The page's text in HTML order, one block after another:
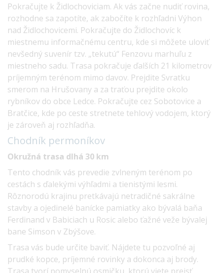
Pokračujte k Židlochoviciam. Ak vás začne nudiť rovina,
rozhodne sa zapotíte, ak zabočíte k rozhľadni Výhon
nad Židlochovicemi. Pokračujte do Židlochovíc k
miestnemu informačnému centru, kde si môžete uloviť
nevšedný suvenír tzv. „tekutú“ Fenzovu marhuľu z
miestneho sadu. Trasa pokračuje ďalších 21 kilometrov
príjemným terénom mimo davov. Prejdite Svratku
smerom na Hrušovany a za traťou prejdite okolo
rybníkov do obce Ledce. Pokračujte cez Sobotovice a
Bratčice, kde po ceste stretnete tehlový vodojem, ktorý
je zároveň aj rozhľadňa.
Chodník permoníkov
Okružná trasa dlhá 30 km
Tento chodník vás prevedie zvlneným terénom po
cestách s ďalekými výhľadmi a tienistými lesmi.
Rôznorodú krajinu pretkávajú netradičné sakrálne
stavby a ojedinelé banícke pamiatky ako bývalá baňa
Ferdinand v Babiciach u Rosic alebo ťažné veže bývalej
bane Simson v Zbýšove.
Trasa vás bude určite baviť. Nájdete tu pozvoľné aj
prudké kopce, príjemné rovinky a dokonca aj brody.